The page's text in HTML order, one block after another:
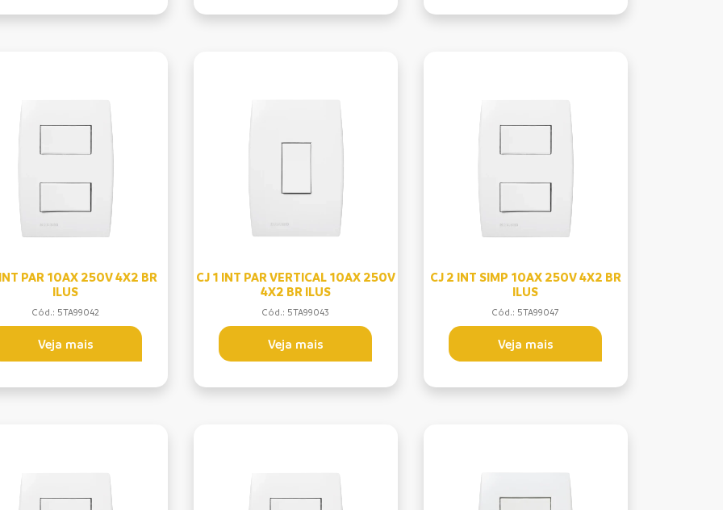
PAR 10AX 250V 4X2 BR
ILUS
Cód.: 5TA99042
Veja mais
CJ 1 INT PAR VERTICAL 10AX 250V
4X2 BR ILUS
Cód.: 5TA99043
Veja mais
CJ 2 INT SIMP 10AX 250V 4X2 BR
ILUS
Cód.: 5TA99047
Veja mais